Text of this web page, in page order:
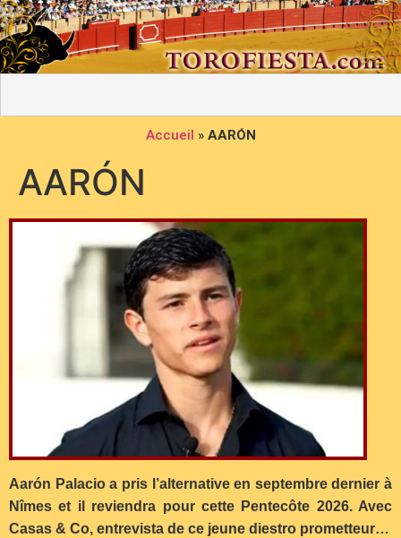
Accueil » AARÓN
AARÓN
Aarón Palacio a pris l’alternative en septembre dernier à
Nîmes et il reviendra pour cette Pentecôte 2026. Avec
Casas & Co, entrevista de ce jeune diestro prometteur…